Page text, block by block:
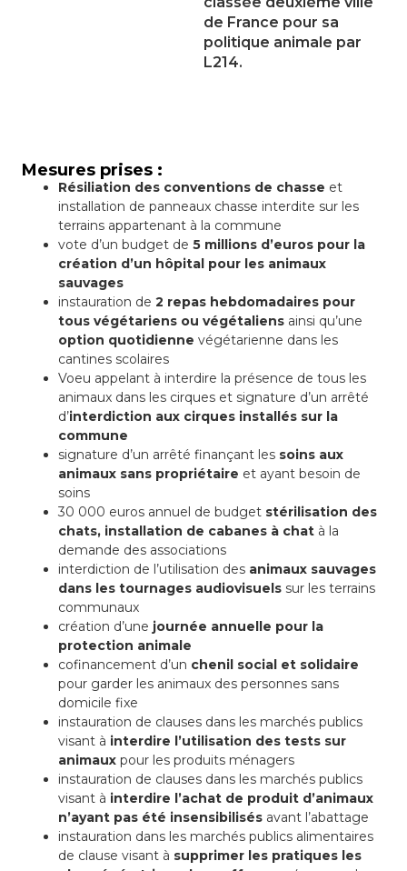
de France pour sa
politique animale par
L214.
Mesures prises :
Résiliation des conventions de chasse et
installation de panneaux chasse interdite sur les
terrains appartenant à la commune
vote d’un budget de 5 millions d’euros pour la
création d’un hôpital pour les animaux
sauvages
instauration de 2 repas hebdomadaires pour
tous végétariens ou végétaliens ainsi qu’une
option quotidienne végétarienne dans les
cantines scolaires
Voeu appelant à interdire la présence de tous les
animaux dans les cirques et signature d’un arrêté
d’interdiction aux cirques installés sur la
commune
signature d’un arrêté finançant les soins aux
animaux sans propriétaire et ayant besoin de
soins
30 000 euros annuel de budget stérilisation des
chats, installation de cabanes à chat à la
demande des associations
interdiction de l’utilisation des animaux sauvages
dans les tournages audiovisuels sur les terrains
communaux
création d’une journée annuelle pour la
protection animale
cofinancement d’un chenil social et solidaire
pour garder les animaux des personnes sans
domicile fixe
instauration de clauses dans les marchés publics
visant à interdire l’utilisation des tests sur
animaux pour les produits ménagers
instauration de clauses dans les marchés publics
visant à interdire l’achat de produit d’animaux
n’ayant pas été insensibilisés avant l’abattage
instauration dans les marchés publics alimentaires
de clause visant à supprimer les pratiques les